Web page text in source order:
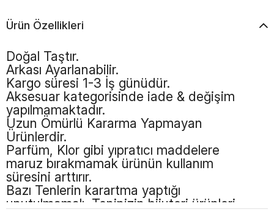
Ürün Özellikleri
Doğal Taştır.
Arkası Ayarlanabilir.
Kargo süresi 1-3 İş günüdür.
Aksesuar kategorisinde iade & değişim
yapılmamaktadır.
Uzun Ömürlü Kararma Yapmayan
Ürünlerdir.
Parfüm, Klor gibi yıpratıcı maddelere
maruz bırakmamak ürünün kullanım
süresini arttırır.
Bazı Tenlerin karartma yaptığı
unutulmamalı, Teninizin bijuteri ürünleri